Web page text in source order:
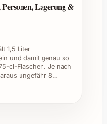
Lagerung &
1,5 Liter
und damit genau so
cl-Flaschen. Je nach
ungefähr 8…